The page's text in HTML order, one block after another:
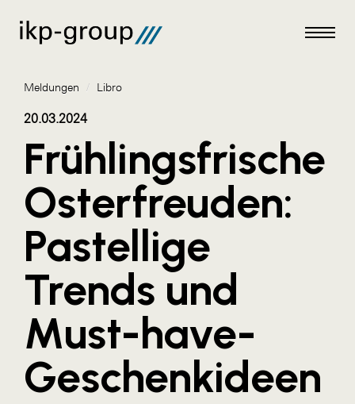
Meldungen
AKTUELLES
ACO
ALEX Krems
Amazon Web Services
Artweger
AustroCel Hallein
Blaguss
Meldungen / Libro
20.03.2024
Frühlingsfrische
Osterfreuden:
Pastellige
Trends und
Must-have-
Geschenkideen